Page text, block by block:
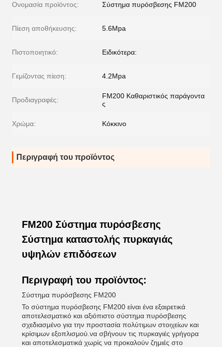
Ονομασία προϊόντος: Σύστημα πυρόσβεσης FM200
Πίεση αποθήκευσης: 5.6Mpa
Πιστοποιητικό: Ειδικότερα:
Γεμίζοντας πίεση: 4.2Mpa
Προδιαγραφές:
FM200 Καθαριστικός παράγοντα
ς
Χρώμα: Κόκκινο
Περιγραφή του προϊόντος
FM200 Σύστημα πυρόσβεσης
Σύστημα καταστολής πυρκαγιάς
υψηλών επιδόσεων
Περιγραφή του προϊόντος:
Σύστημα πυρόσβεσης FM200
Το σύστημα πυρόσβεσης FM200 είναι ένα εξαιρετικά
αποτελεσματικό και αξιόπιστο σύστημα πυρόσβεσης
σχεδιασμένο για την προστασία πολύτιμων στοιχείων και
κρίσιμων εξοπλισμού.να σβήνουν τις πυρκαγιές γρήγορα
και αποτελεσματικά χωρίς να προκαλούν ζημιές στο